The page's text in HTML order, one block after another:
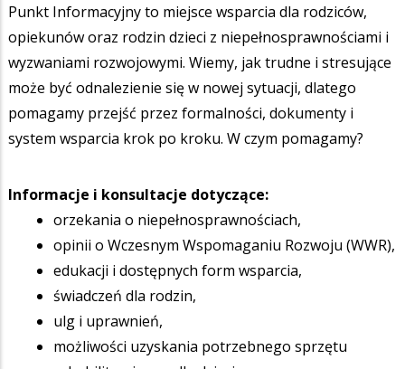
Punkt Informacyjny to miejsce wsparcia dla rodziców,
opiekunów oraz rodzin dzieci z niepełnosprawnościami i
wyzwaniami rozwojowymi. Wiemy, jak trudne i stresujące
może być odnalezienie się w nowej sytuacji, dlatego
pomagamy przejść przez formalności, dokumenty i
system wsparcia krok po kroku. W czym pomagamy?
Informacje i konsultacje dotyczące:
orzekania o niepełnosprawnościach,
opinii o Wczesnym Wspomaganiu Rozwoju (WWR),
edukacji i dostępnych form wsparcia,
świadczeń dla rodzin,
ulg i uprawnień,
możliwości uzyskania potrzebnego sprzętu